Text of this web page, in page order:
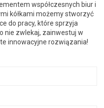
współczesnych biur i
kółkami możemy stworzyć
do pracy, które sprzyja
nie zwlekaj, zainwestuj w
innowacyjne rozwiązania!